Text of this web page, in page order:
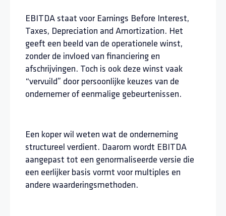
EBITDA staat voor Earnings Before Interest,
Taxes, Depreciation and Amortization. Het
geeft een beeld van de operationele winst,
zonder de invloed van financiering en
afschrijvingen. Toch is ook deze winst vaak
“vervuild” door persoonlijke keuzes van de
ondernemer of eenmalige gebeurtenissen.
Een koper wil weten wat de onderneming
structureel verdient. Daarom wordt EBITDA
aangepast tot een genormaliseerde versie die
een eerlijker basis vormt voor multiples en
andere waarderingsmethoden.